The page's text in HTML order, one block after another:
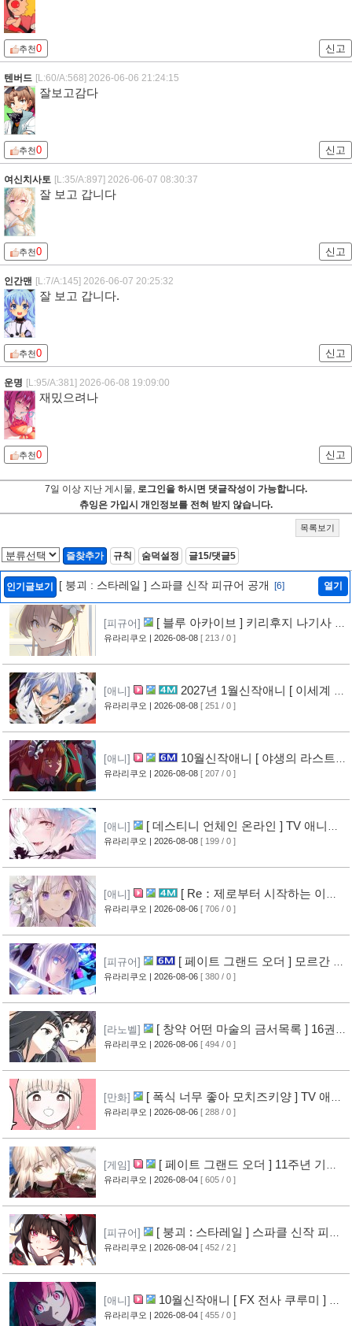
추천0 신고
텐버드 [L:60/A:568] 2026-06-06 21:24:15
잘보고감다
추천0 신고
여신치사토 [L:35/A:897] 2026-06-07 08:30:37
잘 보고 갑니다
추천0 신고
인간맨 [L:7/A:145] 2026-06-07 20:25:32
잘 보고 갑니다.
추천0 신고
운명 [L:95/A:381] 2026-06-08 19:09:00
재밌으려나
추천0 신고
7일 이상 지난 게시물,
로그인을 하시면 댓글작성이 가능합니다.
츄잉은 가입시 개인정보를 전혀 받지 않습니다.
목록보기
즐찾추가 규칙 숨덕설정 글15/댓글5
인기글보기 [ 붕괴 : 스타레일 ] 스파클 신작 피규어 공개 [6] 열기
[피규어]
[ 블루 아카이브 ] 키리후지 나기사 신
작 피규어 공개 [6]
유라리쿠오 | 2026-08-08 [ 213 / 0 ]
[애니]
2027년 1월신작애니 [ 이세계 전
생 소동기 ] PV 영상 공개
유라리쿠오 | 2026-08-08 [ 251 / 0 ]
[애니]
10월신작애니 [ 야생의 라스트
보스가 나타났다! ] 2기 PV 영상 공개
유라리쿠오 | 2026-08-08 [ 207 / 0 ]
[애니]
[ 데스티니 언체인 온라인 ] TV 애니메
이션화 결정 [7]
유라리쿠오 | 2026-08-08 [ 199 / 0 ]
[애니]
[ Re：제로부터 시작하는 이세
계 생활 ] 4기 탈환편 PV 영상 공개
유라리쿠오 | 2026-08-06 [ 706 / 0 ]
[피규어]
[ 페이트 그랜드 오더 ] 모르간 르
페이 신작 피규어 공개
[8]
유라리쿠오 | 2026-08-06 [ 380 / 0 ]
[라노벨]
[ 창약 어떤 마술의 금서목록 ] 16권
표지 공개
[10]
유라리쿠오 | 2026-08-06 [ 494 / 0 ]
[만화]
[ 폭식 너무 좋아 모치즈키양 ] TV 애니
메이션화 결정 [11]
유라리쿠오 | 2026-08-06 [ 288 / 0 ]
[게임]
[ 페이트 그랜드 오더 ] 11주년 기념
영상 공개
[9]
유라리쿠오 | 2026-08-04 [ 605 / 0 ]
[피규어]
[ 붕괴 : 스타레일 ] 스파클 신작 피규
어 공개
[6]
유라리쿠오 | 2026-08-04 [ 452 / 2 ]
[애니]
10월신작애니 [ FX 전사 쿠루미 ] PV
영상 공개
[7]
유라리쿠오 | 2026-08-04 [ 455 / 0 ]